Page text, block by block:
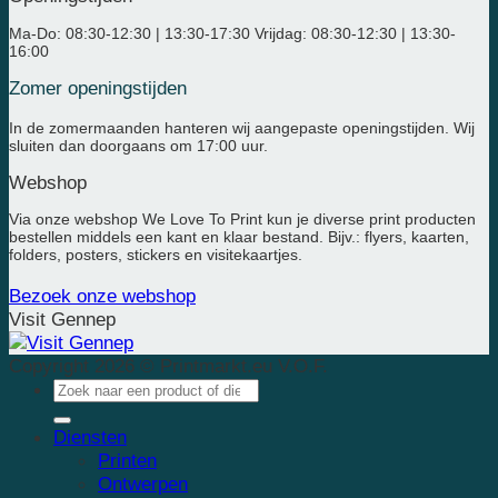
Ma-Do: 08:30-12:30 | 13:30-17:30 Vrijdag: 08:30-12:30 | 13:30-
16:00
Zomer openingstijden
In de zomermaanden hanteren wij aangepaste openingstijden. Wij
sluiten dan doorgaans om 17:00 uur.
Webshop
Via onze webshop We Love To Print kun je diverse print producten
bestellen middels een kant en klaar bestand. Bijv.: flyers, kaarten,
folders, posters, stickers en visitekaartjes.
Bezoek onze webshop
Visit Gennep
Copyright 2026 © Printmarkt.eu V.O.F.
Diensten
Printen
Ontwerpen